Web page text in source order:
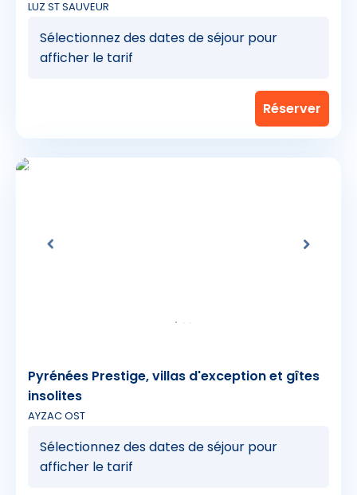
LUZ ST SAUVEUR
Sélectionnez des dates de séjour pour
afficher le tarif
Pyrénées Prestige, villas d'exception et gîtes
insolites
AYZAC OST
Sélectionnez des dates de séjour pour
afficher le tarif